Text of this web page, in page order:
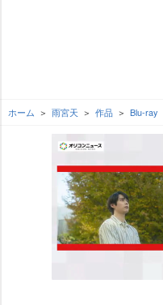
ホーム 雨宮天 作品 Blu-ray